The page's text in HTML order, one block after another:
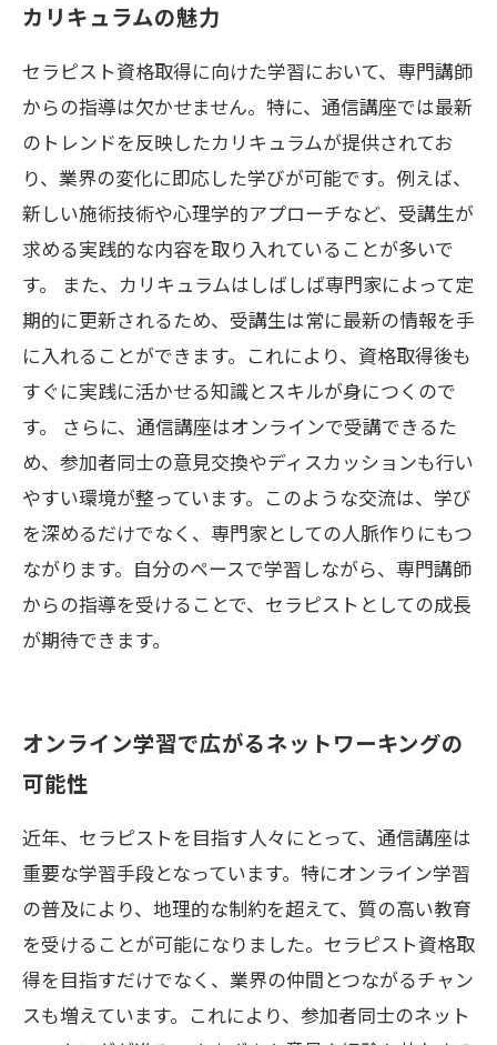
カリキュラムの魅力
セラピスト資格取得に向けた学習において、専門講師
からの指導は欠かせません。特に、通信講座では最新
のトレンドを反映したカリキュラムが提供されてお
り、業界の変化に即応した学びが可能です。例えば、
新しい施術技術や心理学的アプローチなど、受講生が
求める実践的な内容を取り入れていることが多いで
す。 また、カリキュラムはしばしば専門家によって定
期的に更新されるため、受講生は常に最新の情報を手
に入れることができます。これにより、資格取得後も
すぐに実践に活かせる知識とスキルが身につくので
す。 さらに、通信講座はオンラインで受講できるた
め、参加者同士の意見交換やディスカッションも行い
やすい環境が整っています。このような交流は、学び
を深めるだけでなく、専門家としての人脈作りにもつ
ながります。自分のペースで学習しながら、専門講師
からの指導を受けることで、セラピストとしての成長
が期待できます。
オンライン学習で広がるネットワーキングの
可能性
近年、セラピストを目指す人々にとって、通信講座は
重要な学習手段となっています。特にオンライン学習
の普及により、地理的な制約を超えて、質の高い教育
を受けることが可能になりました。セラピスト資格取
得を目指すだけでなく、業界の仲間とつながるチャン
スも増えています。これにより、参加者同士のネット